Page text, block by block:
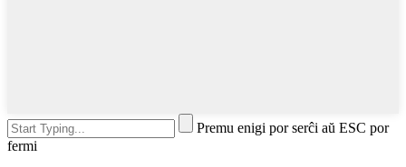
Premu enigi por serĉi aŭ ESC por
fermi